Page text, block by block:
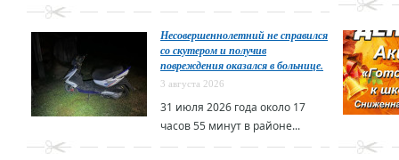
Несовершеннолетний не справился
со скутером и получив
повреждения оказался в больнице.
3 августа 2026
31 июля 2026 года около 17
часов 55 минут в районе...